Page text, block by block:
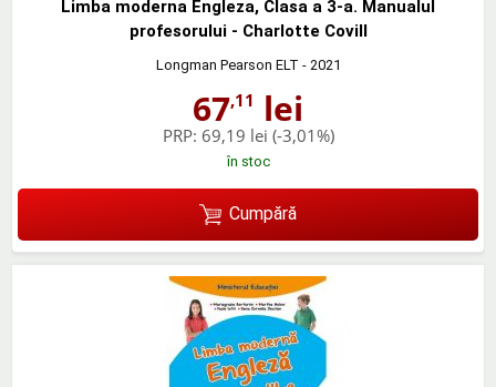
Limba moderna Engleza, Clasa a 3-a. Manualul
profesorului - Charlotte Covill
Longman Pearson ELT - 2021
67,11 lei
PRP: 69,19 lei (-3,01%)
în stoc
Cumpără